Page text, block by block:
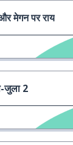
मेगन पर राय
जुला 2